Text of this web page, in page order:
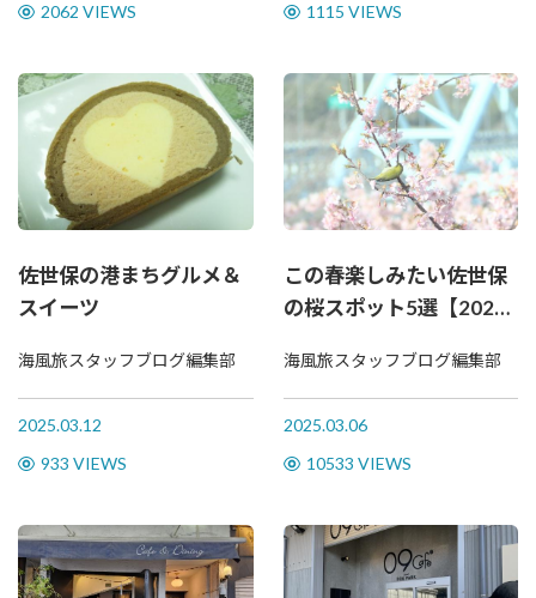
2062 VIEWS
1115 VIEWS
佐世保の港まちグルメ＆
スイーツ
海風旅スタッフブログ編集部
2025.03.12
933 VIEWS
この春楽しみたい佐世保
の桜スポット5選【2025
海風旅スタッフブログ編集部
2025.03.06
10533 VIEWS